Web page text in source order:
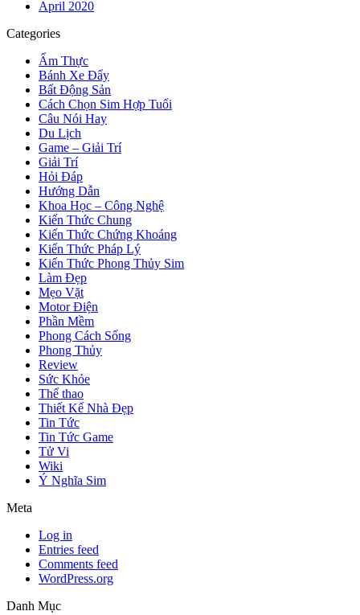
April 2020
Categories
Ẩm Thực
Bánh Xe Đẩy
Bất Động Sản
Cách Chọn Sim Hợp Tuổi
Câu Nói Hay
Du Lịch
Game – Giải Trí
Giải Trí
Hỏi Đáp
Hướng Dẫn
Khoa Học – Công Nghệ
Kiến Thức Chung
Kiến Thức Chứng Khoáng
Kiến Thức Pháp Lý
Kiến Thức Phong Thủy Sim
Làm Đẹp
Mẹo Vặt
Motor Điện
Phần Mềm
Phong Cách Sống
Phong Thủy
Review
Sức Khỏe
Thể thao
Thiết Kế Nhà Đẹp
Tin Tức
Tin Tức Game
Tử Vi
Wiki
Ý Nghĩa Sim
Meta
Log in
Entries feed
Comments feed
WordPress.org
Danh Mục